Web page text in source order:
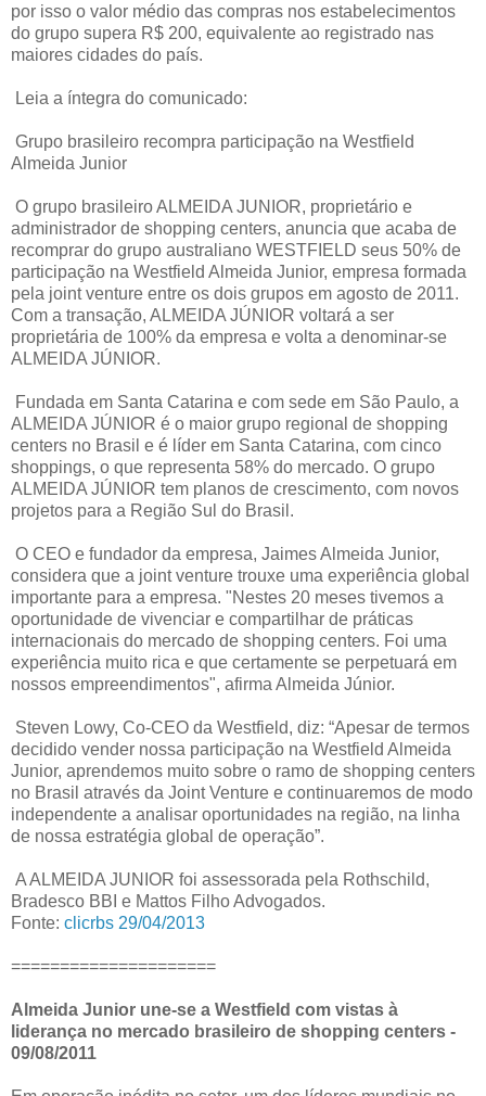
por isso o valor médio das compras nos estabelecimentos
do grupo supera R$ 200, equivalente ao registrado nas
maiores cidades do país.
Leia a íntegra do comunicado:
Grupo brasileiro recompra participação na Westfield
Almeida Junior
O grupo brasileiro ALMEIDA JUNIOR, proprietário e
administrador de shopping centers, anuncia que acaba de
recomprar do grupo australiano WESTFIELD seus 50% de
participação na Westfield Almeida Junior, empresa formada
pela joint venture entre os dois grupos em agosto de 2011.
Com a transação, ALMEIDA JÚNIOR voltará a ser
proprietária de 100% da empresa e volta a denominar-se
ALMEIDA JÚNIOR.
Fundada em Santa Catarina e com sede em São Paulo, a
ALMEIDA JÚNIOR é o maior grupo regional de shopping
centers no Brasil e é líder em Santa Catarina, com cinco
shoppings, o que representa 58% do mercado. O grupo
ALMEIDA JÚNIOR tem planos de crescimento, com novos
projetos para a Região Sul do Brasil.
O CEO e fundador da empresa, Jaimes Almeida Junior,
considera que a joint venture trouxe uma experiência global
importante para a empresa. "Nestes 20 meses tivemos a
oportunidade de vivenciar e compartilhar de práticas
internacionais do mercado de shopping centers. Foi uma
experiência muito rica e que certamente se perpetuará em
nossos empreendimentos", afirma Almeida Júnior.
Steven Lowy, Co-CEO da Westfield, diz: “Apesar de termos
decidido vender nossa participação na Westfield Almeida
Junior, aprendemos muito sobre o ramo de shopping centers
no Brasil através da Joint Venture e continuaremos de modo
independente a analisar oportunidades na região, na linha
de nossa estratégia global de operação”.
A ALMEIDA JUNIOR foi assessorada pela Rothschild,
Bradesco BBI e Mattos Filho Advogados.
Fonte: clicrbs 29/04/2013
=====================
Almeida Junior une-se a Westfield com vistas à
liderança no mercado brasileiro de shopping centers -
09/08/2011